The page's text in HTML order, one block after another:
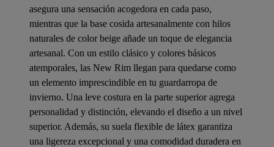
asegura una sensación acogedora en cada paso,
mientras que la base cosida artesanalmente con hilos
naturales de color beige añade un toque de elegancia
artesanal. Con un estilo clásico y colores básicos
atemporales, las New Rim llegan para quedarse como
un elemento imprescindible en tu guardarropa de
invierno. Una leve costura en la parte superior agrega
personalidad y distinción, elevando el diseño a un nivel
superior. Además, su suela flexible de látex garantiza
una ligereza excepcional y una comodidad duradera en